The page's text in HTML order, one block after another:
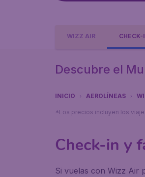
WIZZ AIR CHECK-
Descubre el
INICIO AEROLÍNEAS
*Los precios incluyen los
Check-in y
Si vuelas con Wizz Air